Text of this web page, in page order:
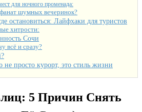
для ночного променада:
шумных вечеринок?
остановиться: Лайфхаки для туристов
хитрости:
Сочи
всё и сразу?
просто курорт, это стиль жизни
5 Причин Снять